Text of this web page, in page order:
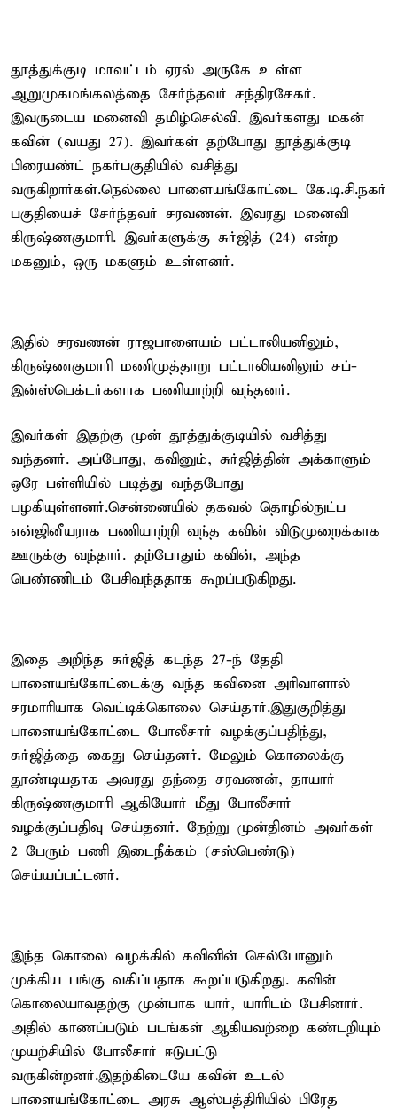
தூத்துக்குடி மாவட்டம் ஏரல் அருகே உள்ள
ஆறுமுகமங்கலத்தை சேர்ந்தவர் சந்திரசேகர்.
இவருடைய மனைவி தமிழ்செல்வி. இவர்களது மகன்
கவின் (வயது 27). இவர்கள் தற்போது தூத்துக்குடி
பிரையண்ட் நகர்பகுதியில் வசித்து
வருகிறார்கள்.நெல்லை பாளையங்கோட்டை கே.டி.சி.நகர்
பகுதியைச் சேர்ந்தவர் சரவணன். இவரது மனைவி
கிருஷ்ணகுமாரி. இவர்களுக்கு சுர்ஜித் (24) என்ற
மகனும், ஒரு மகளும் உள்ளனர்.
இதில் சரவணன் ராஜபாளையம் பட்டாலியனிலும்,
கிருஷ்ணகுமாரி மணிமுத்தாறு பட்டாலியனிலும் சப்-
இன்ஸ்பெக்டர்களாக பணியாற்றி வந்தனர்.
இவர்கள் இதற்கு முன் தூத்துக்குடியில் வசித்து
வந்தனர். அப்போது, கவினும், சுர்ஜித்தின் அக்காளும்
ஒரே பள்ளியில் படித்து வந்தபோது
பழகியுள்ளனர்.சென்னையில் தகவல் தொழில்நுட்ப
என்ஜினீயராக பணியாற்றி வந்த கவின் விடுமுறைக்காக
ஊருக்கு வந்தார். தற்போதும் கவின், அந்த
பெண்ணிடம் பேசிவந்ததாக கூறப்படுகிறது.
இதை அறிந்த சுர்ஜித் கடந்த 27-ந் தேதி
பாளையங்கோட்டைக்கு வந்த கவினை அரிவாளால்
சரமாரியாக வெட்டிக்கொலை செய்தார்.இதுகுறித்து
பாளையங்கோட்டை போலீசார் வழக்குப்பதிந்து,
சுர்ஜித்தை கைது செய்தனர். மேலும் கொலைக்கு
தூண்டியதாக அவரது தந்தை சரவணன், தாயார்
கிருஷ்ணகுமாரி ஆகியோர் மீது போலீசார்
வழக்குப்பதிவு செய்தனர். நேற்று முன்தினம் அவர்கள்
2 பேரும் பணி இடைநீக்கம் (சஸ்பெண்டு)
செய்யப்பட்டனர்.
இந்த கொலை வழக்கில் கவினின் செல்போனும்
முக்கிய பங்கு வகிப்பதாக கூறப்படுகிறது. கவின்
கொலையாவதற்கு முன்பாக யார், யாரிடம் பேசினார்.
அதில் காணப்படும் படங்கள் ஆகியவற்றை கண்டறியும்
முயற்சியில் போலீசார் ஈடுபட்டு
வருகின்றனர்.இதற்கிடையே கவின் உடல்
பாளையங்கோட்டை அரசு ஆஸ்பத்திரியில் பிரேத